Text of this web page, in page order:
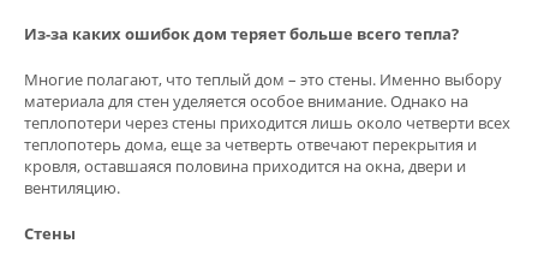
Из-за каких ошибок дом теряет больше всего тепла?
Многие полагают, что теплый дом – это стены. Именно выбору
материала для стен уделяется особое внимание. Однако на
теплопотери через стены приходится лишь около четверти всех
теплопотерь дома, еще за четверть отвечают перекрытия и
кровля, оставшаяся половина приходится на окна, двери и
вентиляцию.
Стены